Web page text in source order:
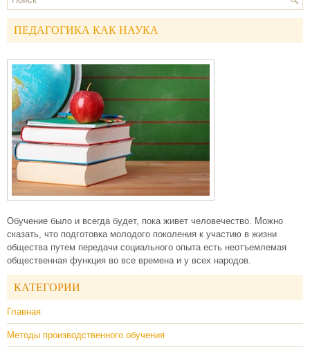
ПЕДАГОГИКА КАК НАУКА
Обучение было и всегда будет, пока живет человечество. Можно
сказать, что подготовка молодого поколения к участию в жизни
общества путем передачи социального опыта есть неотъемлемая
общественная функция во все времена и у всех народов.
КАТЕГОРИИ
Главная
Методы производственного обучения